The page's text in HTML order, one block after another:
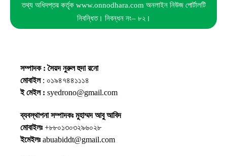
তথ্য অধিদপ্তর কর্তৃক www.onnodhara.com অনলাইন নিউজ পোর্টালটি
নিবন্ধিত। নিবন্ধন নং– ৮২।
সম্পাদক : সৈয়দ নুরুল হুদা রনো
মোবাইল: ০১৯৪৭৪৪১১১৪
ই মেইল : syedrono@gmail.com
ব্যবস্থাপনা সম্পাদকঃ মুহাম্মদ আবু আবিদ
মোবাইলঃ+৮৮০১৩০৩২৯৬০২৮
ইমেইলঃabuabiddt@gmail.com